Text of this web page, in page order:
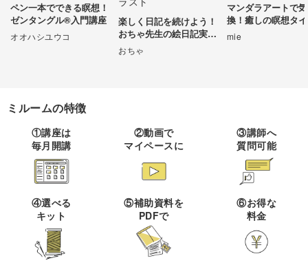
伝統刺繍
その他刺繍
刺し子
クロスステッチ
オートクチュール刺繍
リボン刺繍
ビーズ刺繍
棒針編み
かぎ針編み
マクラメ
クラフトバンド
あみぐるみ
すべて
和裁
洋裁
すべて
アクリル絵の具
アルコールインクアート
コピック
パステルアート
ミニチュア・クレイ
クラフト
ミニチュアフード
ミニチュア雑貨
ドール
ドールハウス
すべて
ネイル検定
スカルプネイル
ネイルケア
ジェルネイル
すべて
プラバンアクセサリー
クレイ
レジンアクセサリー
ワイヤーアクセサリー
キャンドル
すべて
キャンドルホルダー
マーブルキャンドル
スイーツキャンドル
すべて
レタリング
カリグラフィー
絵付け・ペインティ
ング
すべて
上絵付け
書道・ペン字
すべて
筆文字
すべて
すべてライフスタイル
ペン一本でできる瞑想！
ゼンタングル®入門講座
オオハシユウコ
楽しく日記を続けよう！
おちゃ先生の絵日記実践
編講座
おちゃ
マンダラアートで
換！癒しの瞑想タ
mie
ミルームの特徴
①講座は
毎月開講
②動画で
マイペースに
③講師へ
質問可能
④選べる
キット
⑤補助資料を
PDFで
⑥お得な
料金